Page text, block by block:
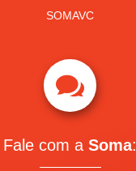
SOMAVC

Fale com aSoma: